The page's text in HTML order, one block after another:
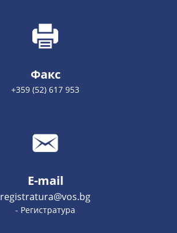
Факс
+359 (52) 617 953
E-mail
registratura@vos.bg
- Регистратура